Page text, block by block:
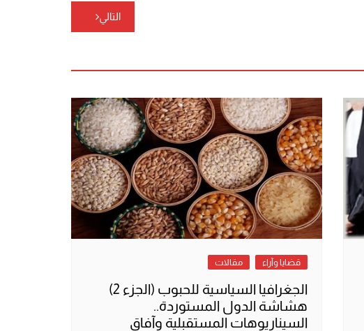
التالي
قضايا وآراء مقالات
الجغرافيا السياسية للحبوب (الجزء 2)
هشاشة الدول المستوردة..
السيناريوهات المستقبلية وآفاق